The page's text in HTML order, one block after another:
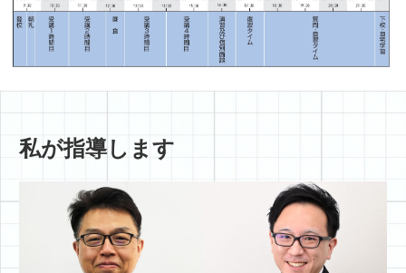
私が指導します